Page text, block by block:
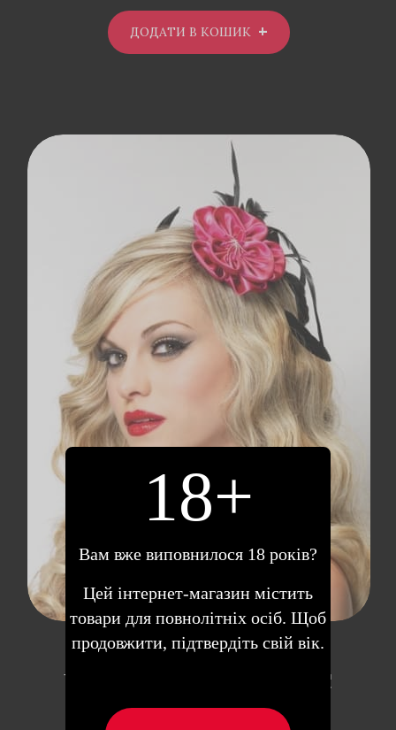
ДОДАТИ В КОШИК
LEG AVENUE LEGA1685 –
УКРАШЕНИЕ ДЛЯ ВОЛОС
ЦВЕТОК, (РОЗОВЫЙ)
18+
Вам вже виповнилося 18 років?
Цей інтернет-магазин містить
товари для повнолітніх осіб. Щоб
продовжити, підтвердіть свій вік.